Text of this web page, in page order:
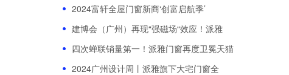
2024富轩全屋门窗新商‘创富启航季’
建博会（广州）再现“强磁场“效应！派雅
四次蝉联销量第一！派雅门窗再度卫冕天猫
2024广州设计周丨派雅旗下大宅门窗全